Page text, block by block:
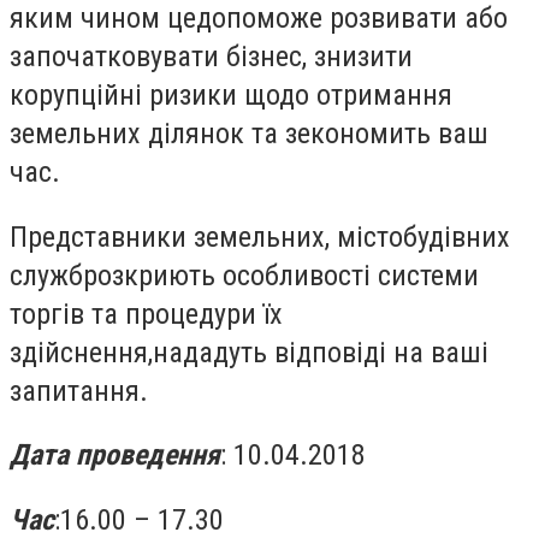
яким чином цедопоможе розвивати або
започатковувати бізнес, знизити
корупційні ризики щодо отримання
земельних ділянок та зекономить ваш
час.
Представники земельних, містобудівних
служброзкриють особливості системи
торгів та процедури їх
здійснення,нададуть відповіді на ваші
запитання.
Дата проведення: 10.04.2018
Час:16.00 – 17.30